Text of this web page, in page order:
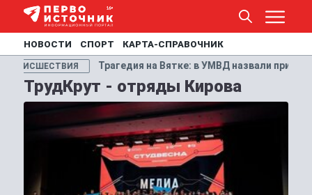
НОВОСТИ СПОРТ КАРТА-СПРАВОЧНИК
в УМВД назвали причину гибели супругов из Кирово-
ТрудКрут - отряды Кирова